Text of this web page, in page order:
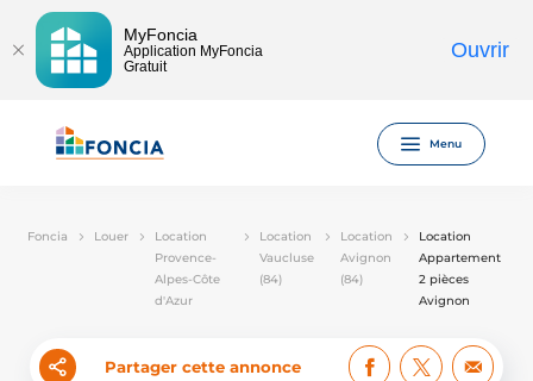
MyFoncia
Application MyFoncia
Gratuit
Ouvrir
Menu
Foncia Louer
Location
Provence-
Alpes-Côte
d'Azur
Location
Vaucluse
(84)
Location
Avignon
(84)
Location
Appartement
2 pièces
Avignon
Partager cette annonce